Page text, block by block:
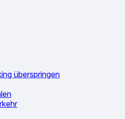
überspringen